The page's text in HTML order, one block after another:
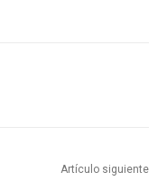
Artículo siguiente